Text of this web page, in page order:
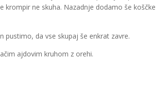
ne skuha. Nazadnje dodamo še koščke
da vse skupaj še enkrat zavre.
ajdovim kruhom z orehi.